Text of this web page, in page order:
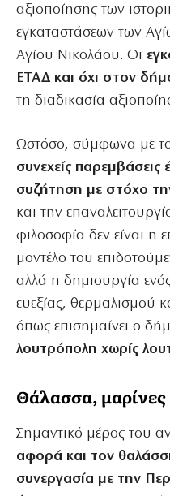
αξιοποίησης των
εγκαταστάσεων των
Αγίου Νικολάου. Οι
ΕΤΑΔ και όχι στον
τη διαδικασία
Ωστόσο, σύμφωνα με
συνεχείς παρεμβάσεις
συζήτηση με στόχο
και την
φιλοσοφία δεν είναι η
μοντέλο του
αλλά η δημιουργία
ευεξίας, θερμαλισμού
όπως επισημαίνει ο
λουτρόπολη χωρίς
Θάλασσα, μαρίνες
Σημαντικό μέρος του
αφορά και τον
συνεργασία με την